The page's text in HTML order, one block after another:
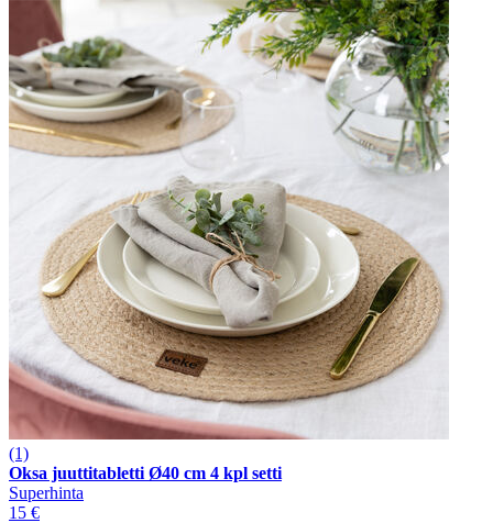
(1)
Oksa juuttitabletti Ø40 cm 4 kpl setti
Superhinta
15 €